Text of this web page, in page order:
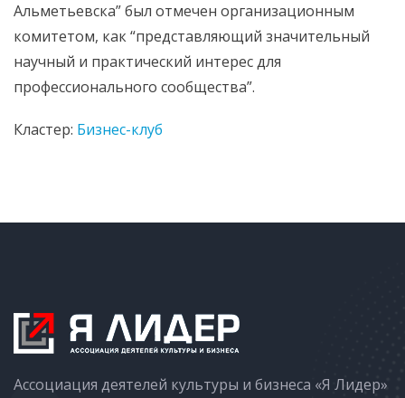
Альметьевска” был отмечен организационным
комитетом, как “представляющий значительный
научный и практический интерес для
профессионального сообщества”.
Кластер: Бизнес-клуб
Ассоциация деятелей культуры и бизнеса «Я Лидер»